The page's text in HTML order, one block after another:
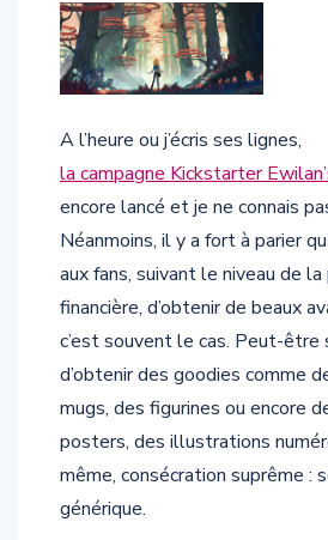
A l’heure ou j’écris ses lignes,
la campagne Kickstarter
encore lancé et je ne connais
Néanmoins, il y a fort à parier
aux fans, suivant le niveau de
financière, d’obtenir de beaux
c’est souvent le cas. Peut-être
d’obtenir des goodies comme
mugs, des figurines ou encore
posters, des illustrations
même, consécration suprême :
générique.